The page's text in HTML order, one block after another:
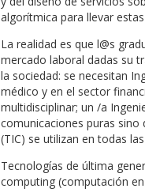
algorítmica para llevar
La realidad es que l@s
mercado laboral dadas su
la sociedad: se necesitan
médico y en el sector
multidisciplinar; un /a
comunicaciones puras
(TIC) se utilizan en todas
Tecnologías de última
computing (computación